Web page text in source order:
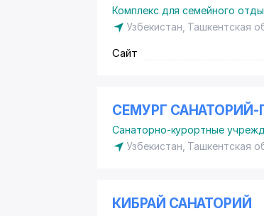
Комплекс для семейного
Узбекистан, Ташкентская
Сайт
СЕМУРГ
Санаторно-курортные
Узбекистан, Ташкентская
КИБРАЙ САНАТОРИЙ